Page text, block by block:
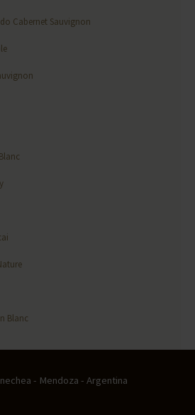
Cabernet Sauvignon
Blanc
- Mendoza - Argentina